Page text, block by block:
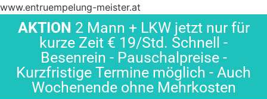
www.entruempelung-meister.at
AKTION 2 Mann + LKW jetzt nur für
kurze Zeit € 19/Std. Schnell -
Besenrein - Pauschalpreise -
Kurzfristige Termine möglich - Auch
Wochenende ohne Mehrkosten